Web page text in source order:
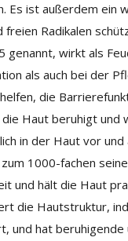
ist außerdem ein
freien Radikalen
genannt, wirkt als
als auch bei der
die
Haut beruhigt und
in der Haut vor
1000-fachen
und hält die Haut
die Hautstruktur,
und hat beruhigende